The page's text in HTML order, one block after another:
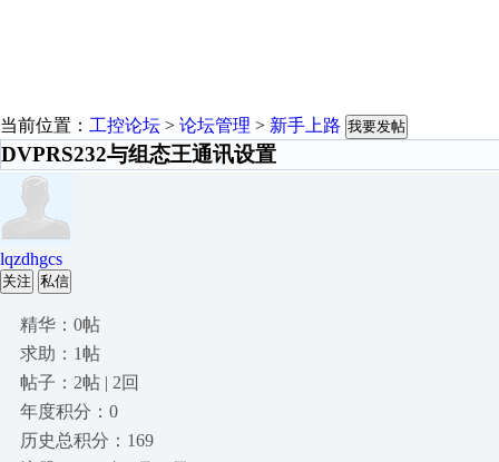
当前位置： 工控论坛 > 论坛管理 > 新手上路 我要发帖
DVPRS232与组态王通讯设置
lqzdhgcs
关注 私信
精华：0帖
求助：1帖
帖子：2帖 | 2回
年度积分：0
历史总积分：169